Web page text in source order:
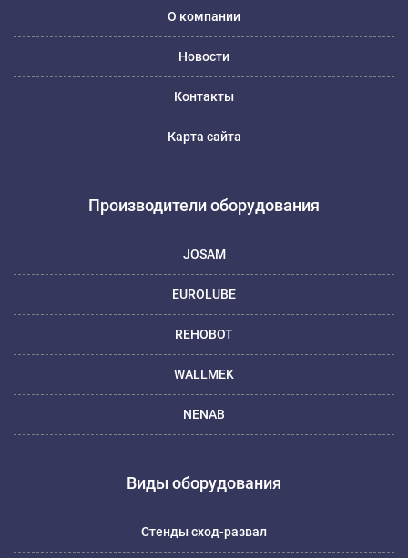
О компании
Новости
Контакты
Карта сайта
Производители оборудования
JOSAM
EUROLUBE
REHOBOT
WALLMEK
NENAB
Виды оборудования
Стенды сход-развал